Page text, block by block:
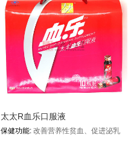
太太R血乐口服液
保健功能: 改善营养性贫血、促进泌乳